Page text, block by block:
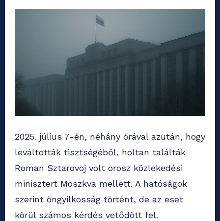
2025. július 7-én, néhány órával azután, hogy
leváltották tisztségéből, holtan találták
Roman Sztarovoj volt orosz közlekedési
minisztert Moszkva mellett. A hatóságok
szerint öngyilkosság történt, de az eset
körül számos kérdés vetődött fel.